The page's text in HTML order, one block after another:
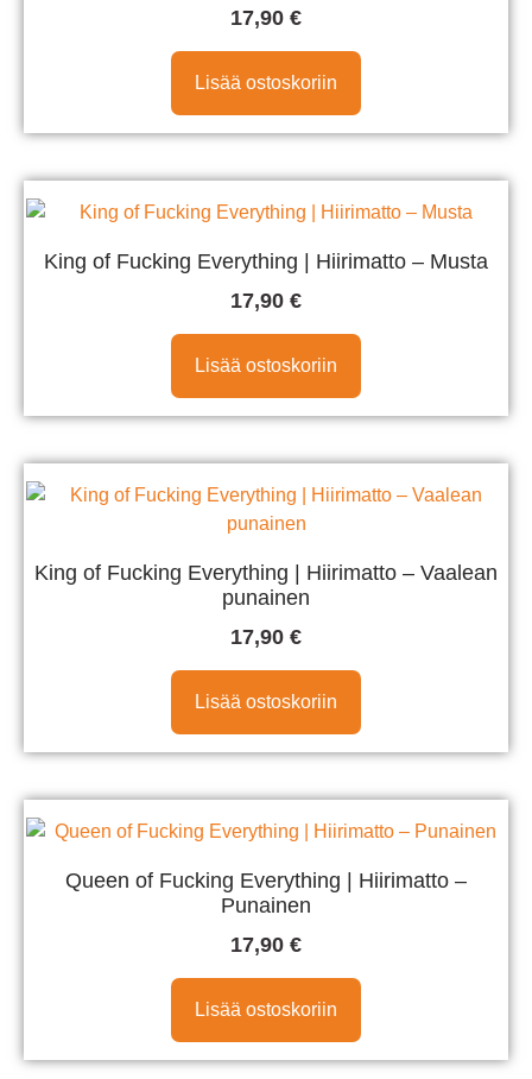
17,90 €
Lisää ostoskoriin
King of Fucking Everything | Hiirimatto – Musta
17,90 €
Lisää ostoskoriin
King of Fucking Everything | Hiirimatto – Vaalean
punainen
17,90 €
Lisää ostoskoriin
Queen of Fucking Everything | Hiirimatto –
Punainen
17,90 €
Lisää ostoskoriin